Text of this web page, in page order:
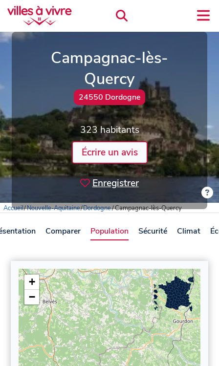
Campagnac-lès-
Quercy
24550 Dordogne
323 habitants
Écrire un avis
Enregistrer
Accueil/Nouvelle-Aquitaine/Dordogne/Campagnac-lès-Quercy
Comparer Population Sécurité Climat
+
−